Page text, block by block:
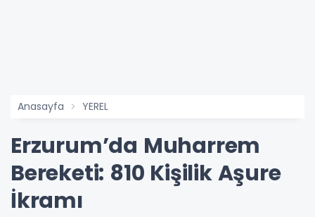
Anasayfa YEREL
Erzurum’da Muharrem
Bereketi: 810 Kişilik Aşure
İkramı